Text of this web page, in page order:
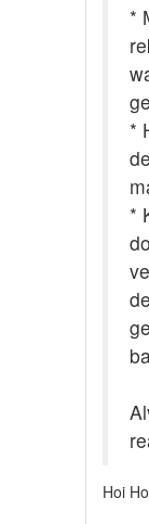
*
*
*
Hoi